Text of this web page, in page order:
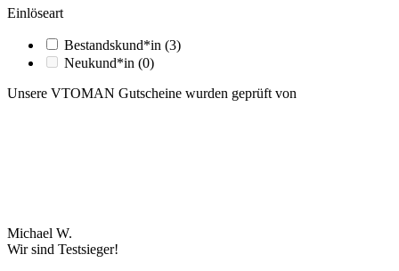
Einlöseart
Bestandskund*in (3)
Neukund*in (0)
Unsere VTOMAN Gutscheine wurden geprüft von
Michael W.
Wir sind Testsieger!